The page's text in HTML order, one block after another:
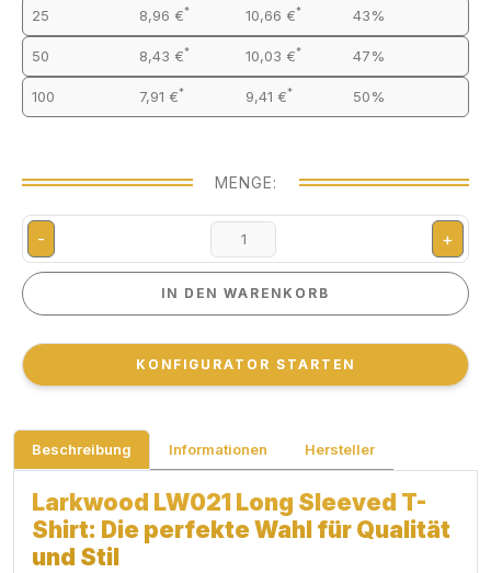
25 8,96 €* 10,66 €* 43%
50 8,43 €* 10,03 €* 47%
100 7,91 €* 9,41 €* 50%
MENGE:
- +
IN DEN WARENKORB
IN DEN WARENKORB
KONFIGURATOR STARTEN
KONFIGURATOR STARTEN
Beschreibung Informationen Hersteller
Larkwood LW021 Long Sleeved T-
Shirt: Die perfekte Wahl für Qualität
und Stil